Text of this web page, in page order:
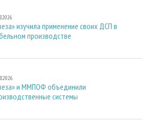
изучила применение своих ДСП в
производстве
и ММПОФ объединили
системы